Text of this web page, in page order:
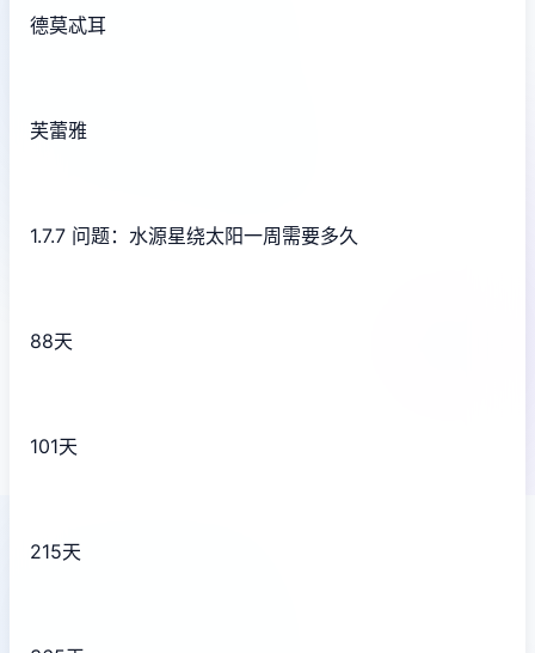
德莫忒耳
芙蕾雅
1.7.7 问题：水源星绕太阳一周需要多久
88天
101天
215天